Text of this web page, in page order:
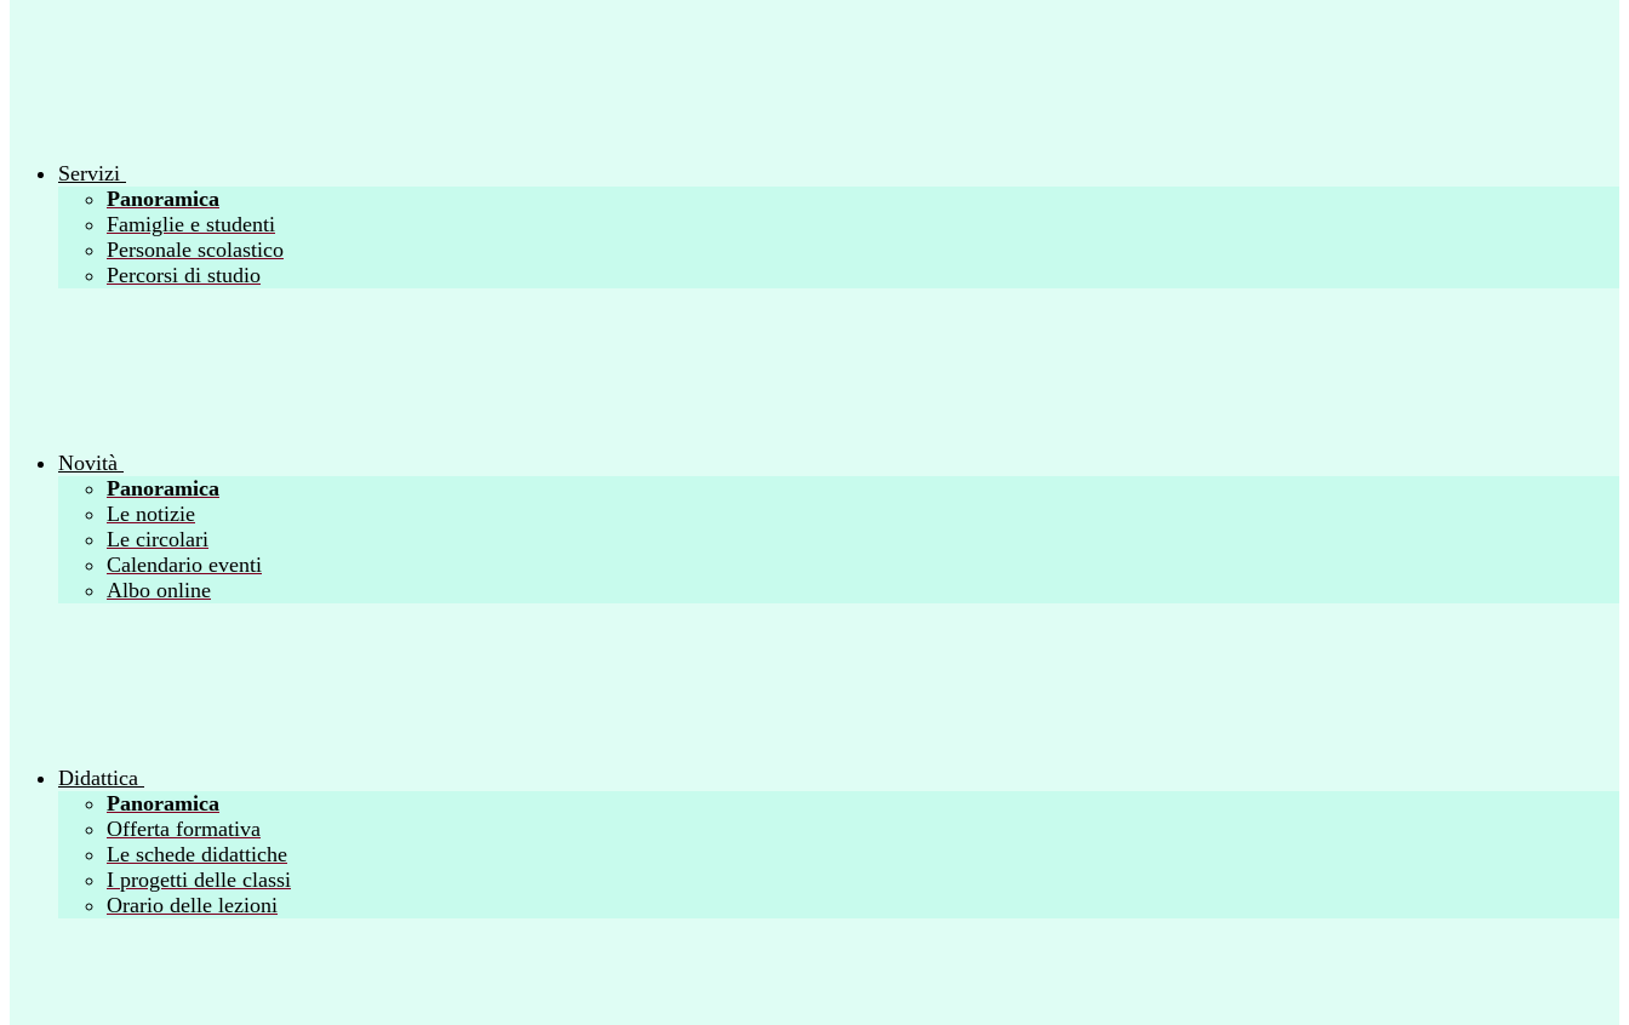
Servizi
Panoramica
Famiglie e studenti
Personale scolastico
Percorsi di studio
Novità
Panoramica
Le notizie
Le circolari
Calendario eventi
Albo online
Didattica
Panoramica
Offerta formativa
Le schede didattiche
I progetti delle classi
Orario delle lezioni